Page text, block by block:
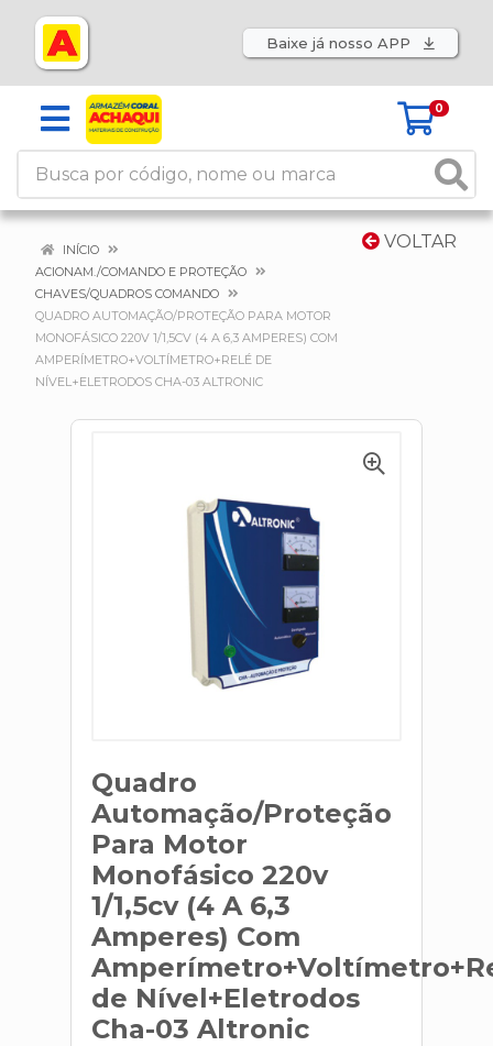
Baixe já nosso APP
0
VOLTAR
INÍCIO
ACIONAM./COMANDO E PROTEÇÃO
CHAVES/QUADROS COMANDO
QUADRO AUTOMAÇÃO/PROTEÇÃO PARA MOTOR
MONOFÁSICO 220V 1/1,5CV (4 A 6,3 AMPERES) COM
AMPERÍMETRO+VOLTÍMETRO+RELÉ DE
NÍVEL+ELETRODOS CHA-03 ALTRONIC
Quadro
Automação/Proteção
Para Motor
Monofásico 220v
1/1,5cv (4 A 6,3
Amperes) Com
de Nível+Eletrodos
Cha-03 Altronic